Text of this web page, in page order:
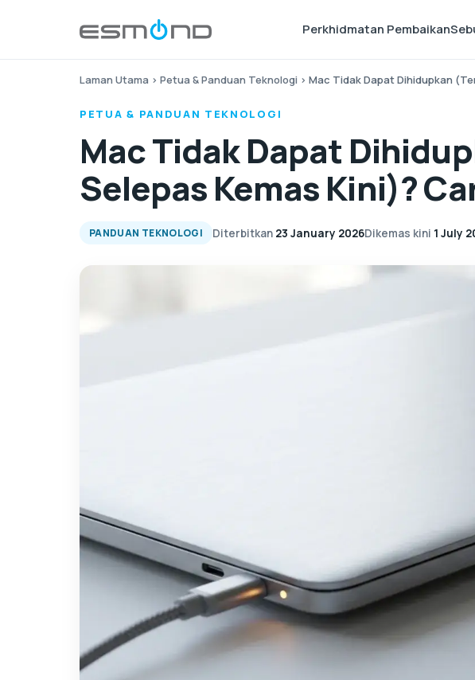
Perkhidmatan Pembaikan
Laman Utama › Petua & Panduan Teknologi › Mac Tidak Dapat Dihidupkan
PETUA & PANDUAN TEKNOLOGI
Mac Tidak Dapat
Selepas Kemas Kini)?
PANDUAN TEKNOLOGI Diterbitkan 23 January 2026Dikemas kini 1 July